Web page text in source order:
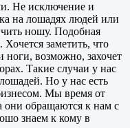
Не исключение и
на лошадях людей или
ношу. Подобная
заметить, что
ноги, возможно, захочет
Такие случаи у нас
Но у нас есть
Мы время от
они обращаются к нам с
знаем к кому в